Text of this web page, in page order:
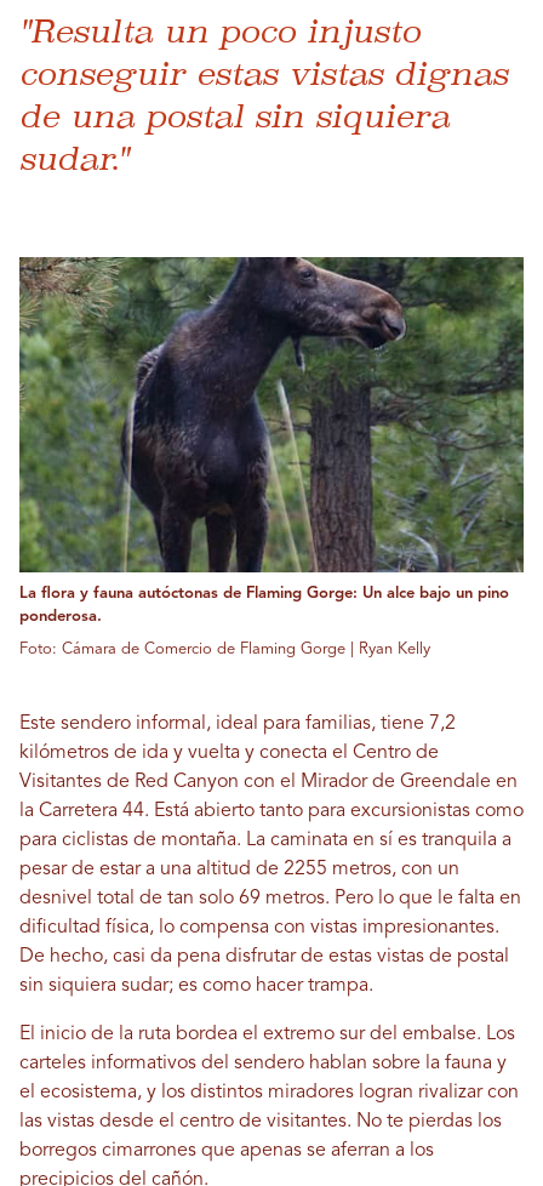
"Resulta un poco injusto
conseguir estas vistas dignas
de una postal sin siquiera
sudar."
La flora y fauna autóctonas de Flaming Gorge: Un alce bajo un pino
ponderosa.
Foto: Cámara de Comercio de Flaming Gorge | Ryan Kelly
Este sendero informal, ideal para familias, tiene 7,2
kilómetros de ida y vuelta y conecta el Centro de
Visitantes de Red Canyon con el Mirador de Greendale en
la Carretera 44. Está abierto tanto para excursionistas como
para ciclistas de montaña. La caminata en sí es tranquila a
pesar de estar a una altitud de 2255 metros, con un
desnivel total de tan solo 69 metros. Pero lo que le falta en
dificultad física, lo compensa con vistas impresionantes.
De hecho, casi da pena disfrutar de estas vistas de postal
sin siquiera sudar; es como hacer trampa.
El inicio de la ruta bordea el extremo sur del embalse. Los
carteles informativos del sendero hablan sobre la fauna y
el ecosistema, y ​​los distintos miradores logran rivalizar con
las vistas desde el centro de visitantes. No te pierdas los
borregos cimarrones que apenas se aferran a los
precipicios del cañón.